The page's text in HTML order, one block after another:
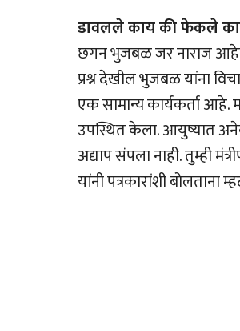
डावलले काय की फेकले
छगन भुजबळ जर नाराज
प्रश्न देखील भुजबळ यांना
एक सामान्य कार्यकर्ता
उपस्थित केला. आयुष्यात
अद्याप संपला नाही. तुम्ही
यांनी पत्रकारांशी बोलताना